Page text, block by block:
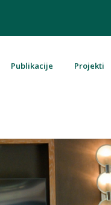
Publikacije Projekti